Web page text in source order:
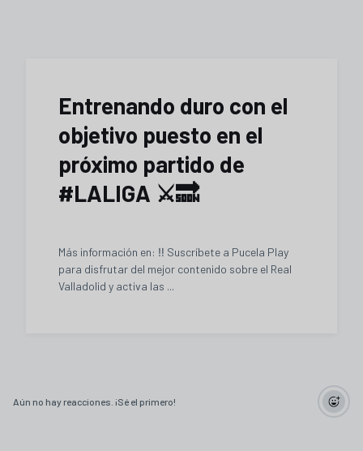
Entrenando duro con el
objetivo puesto en el
próximo partido de
#LALIGA ⚔️🔜
Más información en: ‼️ Suscríbete a Pucela Play
para disfrutar del mejor contenido sobre el Real
Valladolid y activa las ...
Aún no hay reacciones. ¡Sé el primero!